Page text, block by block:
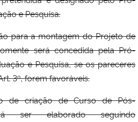
e Pesquisa.
para a montagem do Projeto de
será concedida pela Pró-
e Pesquisa, se os pareceres
3º, forem favoráveis.
de criação de Curso de Pós-
ser elaborado seguindo